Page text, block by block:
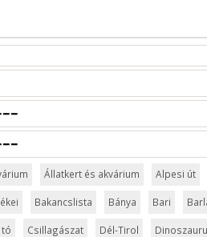
Állatkert és akvárium Alpesi út
Bakancslista Bánya Bari
Csillagászat Dél-Tirol